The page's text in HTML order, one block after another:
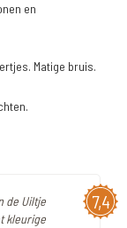
en
Matige bruis.
7,4
de Uiltje
kleurige